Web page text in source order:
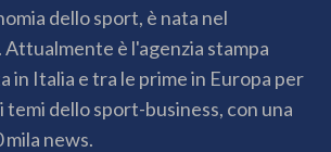
dello sport, è nata nel
è l'agenzia stampa
in Italia e tra le prime in Europa per
temi dello sport-business, con una
news.